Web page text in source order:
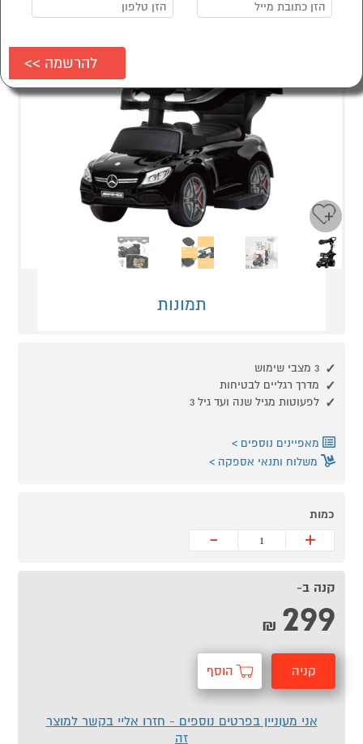
תמונות
3 מצבי שימוש
מדרך רגליים לבטיחות
לפעוטות מגיל שנה ועד גיל 3
מאפיינים נוספים
משלוח ותנאי אספקה
כמות
+
-
קנה ב-
299
₪
קניה הוסף
אני מעוניין בפרטים נוספים - חזרו אליי בקשר למוצר
זה